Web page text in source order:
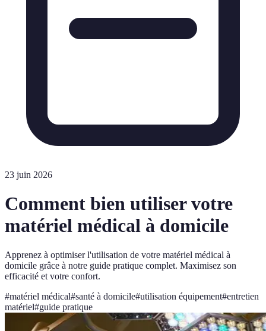
23 juin 2026
Comment bien utiliser votre
matériel médical à domicile
Apprenez à optimiser l'utilisation de votre matériel médical à
domicile grâce à notre guide pratique complet. Maximisez son
efficacité et votre confort.
#matériel médical#santé à domicile#utilisation équipement#entretien
matériel#guide pratique